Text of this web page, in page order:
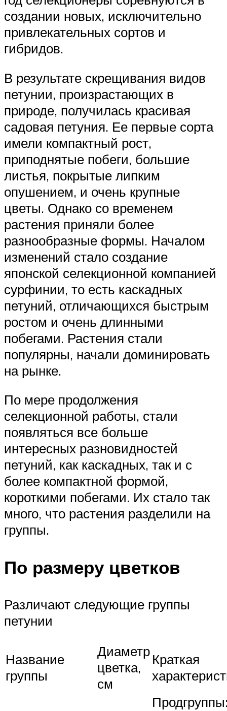
создании новых, исключительно
привлекательных сортов и
гибридов.
В результате скрещивания видов
петунии, произрастающих в
природе, получилась красивая
садовая петуния. Ее первые сорта
имели компактный рост,
приподнятые побеги, большие
листья, покрытые липким
опушением, и очень крупные
цветы. Однако со временем
растения приняли более
разнообразные формы. Началом
изменений стало создание
японской селекционной компанией
сурфинии, то есть каскадных
петуний, отличающихся быстрым
ростом и очень длинными
побегами. Растения стали
популярны, начали доминировать
на рынке.
По мере продолжения
селекционной работы, стали
появляться все больше
интересных разновидностей
петуний, как каскадных, так и с
более компактной формой,
короткими побегами. Их стало так
много, что растения разделили на
группы.
По размеру цветков
Различают следующие группы
петунии
Название
группы
Диаметр
цветка,
см
Краткая